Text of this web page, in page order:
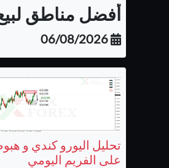
أفضل مناطق لبيع
06/08/2026
تحليل اليورو كندي و
على الفريم اليومي